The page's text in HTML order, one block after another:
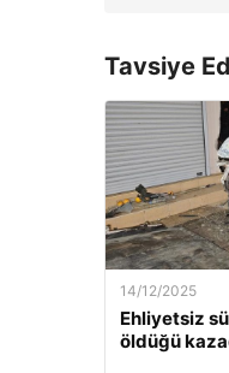
Tavsiye
14/12/2025
Ehliyetsiz
öldüğü